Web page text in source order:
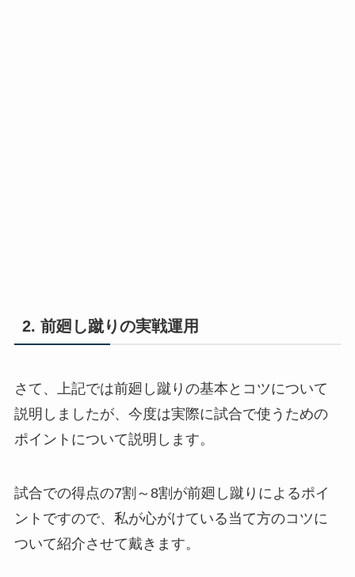
2. 前廻し蹴りの実戦運用
さて、上記では前廻し蹴りの基本とコツについて
説明しましたが、今度は実際に試合で使うための
ポイントについて説明します。
試合での得点の7割～8割が前廻し蹴りによるポイ
ントですので、私が心がけている当て方のコツに
ついて紹介させて戴きます。